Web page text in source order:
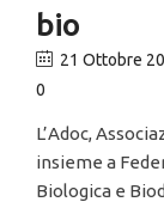
bio
21 Ottobre
0
L’Adoc,
insieme a
Biologica e